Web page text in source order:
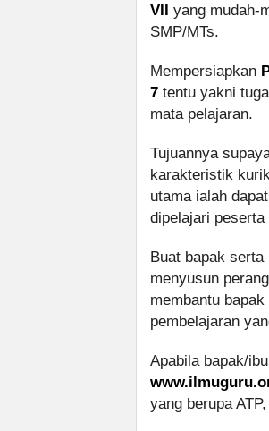
VII yang mudah-
SMP/MTs.
Mempersiapkan
7 tentu yakni
mata pelajaran.
Tujuannya
karakteristik
utama ialah
dipelajari peserta
Buat bapak serta
menyusun
membantu
pembelajaran
Apabila bapak/
yang berupa